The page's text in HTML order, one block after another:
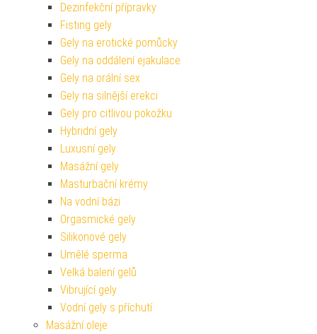
Dezinfekční přípravky
Fisting gely
Gely na erotické pomůcky
Gely na oddálení ejakulace
Gely na orální sex
Gely na silnější erekci
Gely pro citlivou pokožku
Hybridní gely
Luxusní gely
Masážní gely
Masturbační krémy
Na vodní bázi
Orgasmické gely
Silikonové gely
Umělé sperma
Velká balení gelů
Vibrující gely
Vodní gely s příchutí
Masážní oleje